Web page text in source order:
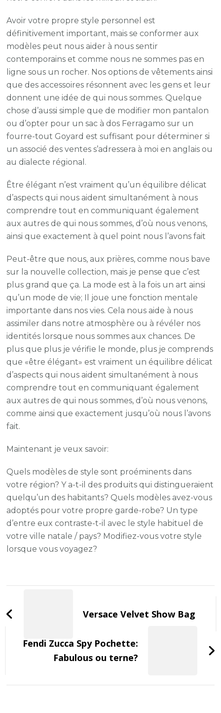
Avoir votre propre style personnel est
définitivement important, mais se conformer aux
modèles peut nous aider à nous sentir
contemporains et comme nous ne sommes pas en
ligne sous un rocher. Nos options de vêtements ainsi
que des accessoires résonnent avec les gens et leur
donnent une idée de qui nous sommes. Quelque
chose d’aussi simple que de modifier mon pantalon
ou d’opter pour un sac à dos Ferragamo sur un
fourre-tout Goyard est suffisant pour déterminer si
un associé des ventes s’adressera à moi en anglais ou
au dialecte régional.
Être élégant n’est vraiment qu’un équilibre délicat
d’aspects qui nous aident simultanément à nous
comprendre tout en communiquant également
aux autres de qui nous sommes, d’où nous venons,
ainsi que exactement à quel point nous l’avons fait
Peut-être que nous, aux prières, comme nous bave
sur la nouvelle collection, mais je pense que c’est
plus grand que ça. La mode est à la fois un art ainsi
qu’un mode de vie; Il joue une fonction mentale
importante dans nos vies. Cela nous aide à nous
assimiler dans notre atmosphère ou à révéler nos
identités lorsque nous sommes aux chances. De
plus que plus je vérifie le monde, plus je comprends
que «être élégant» est vraiment un équilibre délicat
d’aspects qui nous aident simultanément à nous
comprendre tout en communiquant également
aux autres de qui nous sommes, d’où nous venons,
comme ainsi que exactement jusqu’où nous l’avons
fait.
Maintenant je veux savoir:
Quels modèles de style sont proéminents dans
votre région? Y a-t-il des produits qui distingueraient
quelqu’un des habitants? Quels modèles avez-vous
adoptés pour votre propre garde-robe? Un type
d’entre eux contraste-t-il avec le style habituel de
votre ville natale / pays? Modifiez-vous votre style
lorsque vous voyagez?
NavigationVersace Velvet Show Bag
Fendi Zucca Spy Pochette:
Fabulous ou terne?